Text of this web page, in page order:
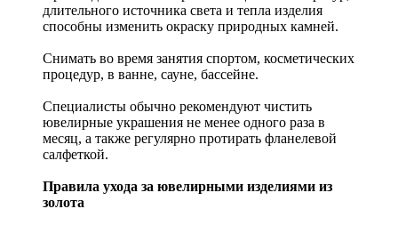
длительного источника света и тепла изделия
способны изменить окраску природных камней.
Снимать во время занятия спортом, косметических
процедур, в ванне, сауне, бассейне.
Специалисты обычно рекомендуют чистить
ювелирные украшения не менее одного раза в
месяц, а также регулярно протирать фланелевой
салфеткой.
Правила ухода за ювелирными изделиями из
золота